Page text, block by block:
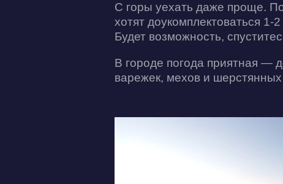
С горы уехать даже проще.
хотят доукомплектоваться
Будет возможность,
В городе погода приятная —
варежек, мехов и шерстянных